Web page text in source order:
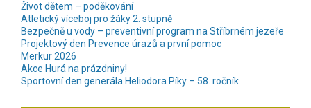
Život dětem – poděkování
Atletický víceboj pro žáky 2. stupně
Bezpečně u vody – preventivní program na Stříbrném jezeře
Projektový den Prevence úrazů a první pomoc
Merkur 2026
Akce Hurá na prázdniny!
Sportovní den generála Heliodora Píky – 58. ročník